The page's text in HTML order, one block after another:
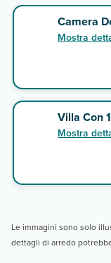
Camera
Mostra
Villa Con
Mostra
Le immagini sono solo
dettagli di arredo